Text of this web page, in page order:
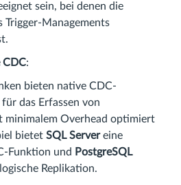
sein, bei denen die
Trigger-Managements
CDC:
bieten native CDC-
das Erfassen von
minimalem Overhead optimiert
bietet SQL Servereine
Funktion und PostgreSQL
Replikation.